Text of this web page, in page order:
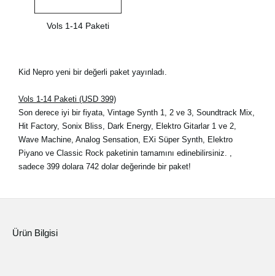
Vols 1-14 Paketi
Kid Nepro yeni bir değerli paket yayınladı.
Vols 1-14 Paketi (USD 399)
Son derece iyi bir fiyata, Vintage Synth 1, 2 ve 3, Soundtrack Mix,
Hit Factory, Sonix Bliss, Dark Energy, Elektro Gitarlar 1 ve 2,
Wave Machine, Analog Sensation, EXi Süper Synth, Elektro
Piyano ve Classic Rock paketinin tamamını edinebilirsiniz. ,
sadece 399 dolara 742 dolar değerinde bir paket!
Ürün Bilgisi